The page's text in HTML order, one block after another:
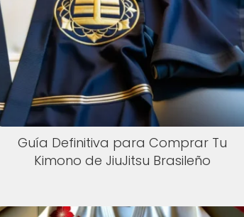
Guía Definitiva para Comprar Tu
Kimono de JiuJitsu Brasileño